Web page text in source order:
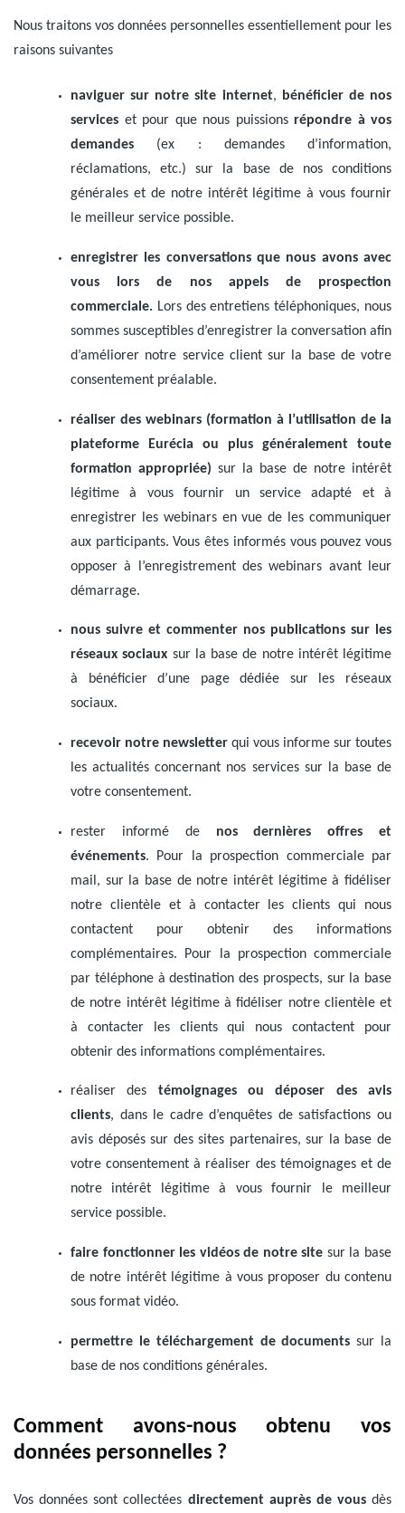
Nous traitons vos données personnelles essentiellement pour les
raisons suivantes
naviguer sur notre site internet, bénéficier de nos
services et pour que nous puissions répondre à vos
demandes (ex : demandes d’information,
réclamations, etc.) sur la base de nos conditions
générales et de notre intérêt légitime à vous fournir
le meilleur service possible.
enregistrer les conversations que nous avons avec
vous lors de nos appels de prospection
commerciale. Lors des entretiens téléphoniques, nous
sommes susceptibles d’enregistrer la conversation afin
d’améliorer notre service client sur la base de votre
consentement préalable.
réaliser des webinars (formation à l’utilisation de la
plateforme Eurécia ou plus généralement toute
formation appropriée) sur la base de notre intérêt
légitime à vous fournir un service adapté et à
enregistrer les webinars en vue de les communiquer
aux participants. Vous êtes informés vous pouvez vous
opposer à l’enregistrement des webinars avant leur
démarrage.
nous suivre et commenter nos publications sur les
réseaux sociaux sur la base de notre intérêt légitime
à bénéficier d’une page dédiée sur les réseaux
sociaux.
recevoir notre newsletter qui vous informe sur toutes
les actualités concernant nos services sur la base de
votre consentement.
rester informé de nos dernières offres et
événements. Pour la prospection commerciale par
mail, sur la base de notre intérêt légitime à fidéliser
notre clientèle et à contacter les clients qui nous
contactent pour obtenir des informations
complémentaires. Pour la prospection commerciale
par téléphone à destination des prospects, sur la base
de notre intérêt légitime à fidéliser notre clientèle et
à contacter les clients qui nous contactent pour
obtenir des informations complémentaires.
réaliser des témoignages ou déposer des avis
clients, dans le cadre d’enquêtes de satisfactions ou
avis déposés sur des sites partenaires, sur la base de
votre consentement à réaliser des témoignages et de
notre intérêt légitime à vous fournir le meilleur
service possible.
faire fonctionner les vidéos de notre site sur la base
de notre intérêt légitime à vous proposer du contenu
sous format vidéo.
permettre le téléchargement de documents sur la
base de nos conditions générales.
Comment avons-nous obtenu vos
données personnelles ?
Vos données sont collectées directement auprès de vousdès